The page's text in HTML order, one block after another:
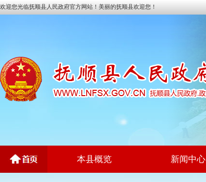
欢迎您光临抚顺县人民政府官方网站！美丽的抚顺县欢迎您！
本县概览 新闻中心